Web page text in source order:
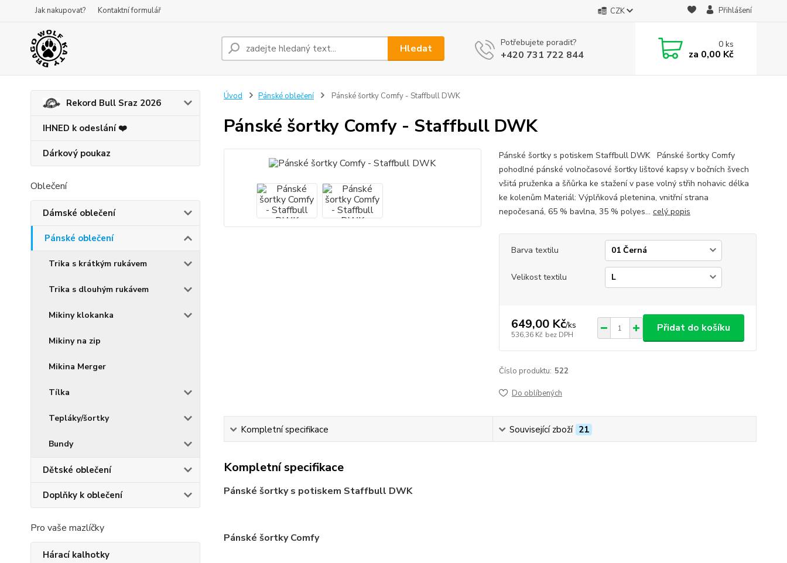
Jak nakupovat? Kontaktní formulář CZK Přihlášení
Hledat Potřebujete poradit?
+420 731 722 844
0ks
za 0,00 Kč
Rekord Bull Sraz 2026
IHNED k odeslání ❤️
Dárkový poukaz
Oblečení
Dámské oblečení
Pánské oblečení
Trika s krátkým rukávem
Trika s dlouhým rukávem
Mikiny klokanka
Mikiny na zip
Mikina Merger
Tílka
Tepláky/šortky
Bundy
Dětské oblečení
Doplňky k oblečení
Pro vaše mazlíčky
Hárací kalhotky
Úvod Pánské oblečení Pánské šortky Comfy - Staffbull DWK
Pánské šortky Comfy - Staffbull DWK
Pánské šortky s potiskem Staffbull DWK Pánské šortky Comfy
pohodlné pánské volnočasové šortky lištové kapsy v bočních švech
všitá pruženka a šňůrka ke stažení v pase volný střih nohavic délka
ke kolenům Materiál: Výplňková pletenina, vnitřní strana
nepočesaná, 65 % bavlna, 35 % polyes... celý popis
Barva textilu
Velikost textilu
649,00 Kč/ks
536,36 Kč bez DPH
Přidat do košíku
Číslo produktu: 522
Do oblíbených
Kompletní specifikace Související zboží 21
Kompletní specifikace
Pánské šortky s potiskem Staffbull DWK
Pánské šortky Comfy